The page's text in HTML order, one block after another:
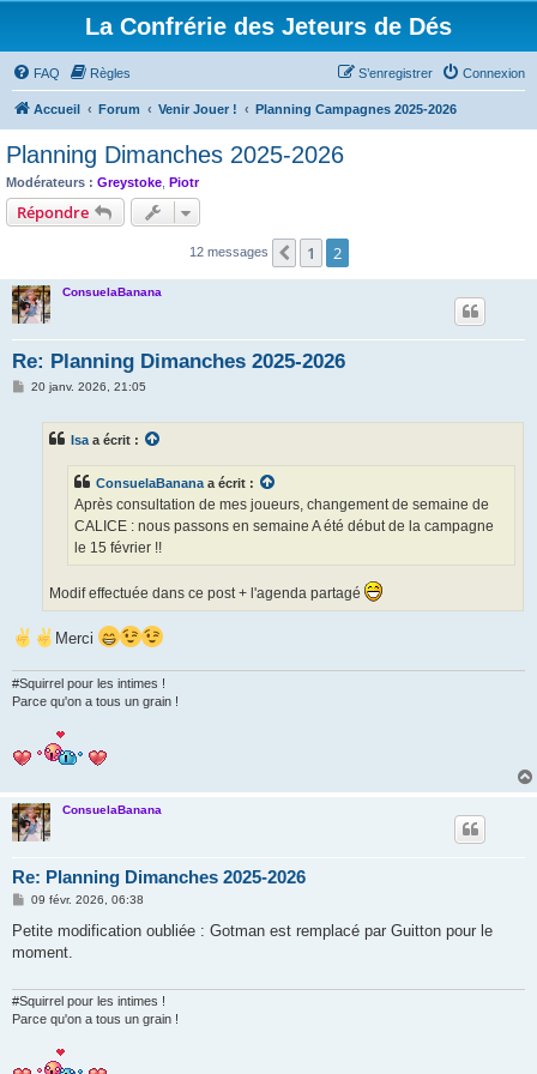
La Confrérie des Jeteurs de Dés
FAQ Règles Connexion
S’enregistrer
Accueil Forum Venir Jouer ! Planning Campagnes 2025-2026
Planning Dimanches 2025-2026
Modérateurs : Greystoke Piotr
Répondre
12 messages Précédente
1 2
ConsuelaBanana
Re: Planning Dimanches 2025-2026
M20 janv. 2026, 21:05
Isa a écrit :
ConsuelaBanana a écrit :
Après consultation de mes joueurs, changement de semaine de
CALICE : nous passons en semaine A été début de la campagne
le 15 février !!
Modif effectuée dans ce post + l'agenda partagé
Merci
#Squirrel pour les intimes !
Parce qu'on a tous un grain !
ConsuelaBanana
Re: Planning Dimanches 2025-2026
M
s
a
09 févr. 2026, 06:38
Petite modification oubliée : Gotman est remplacé par Guitton pour le
moment.
#Squirrel pour les intimes !
Parce qu'on a tous un grain !